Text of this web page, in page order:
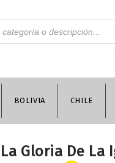
BOLIVIA CHILE
La Gloria De La